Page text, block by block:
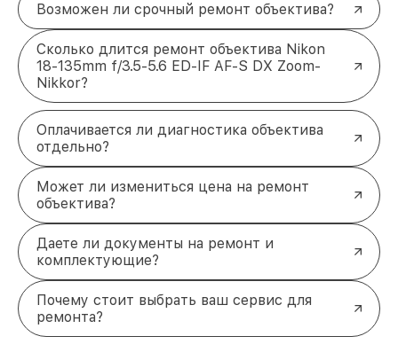
Возможен ли срочный ремонт объектива?
Сколько длится ремонт объектива Nikon
18-135mm f/3.5-5.6 ED-IF AF-S DX Zoom-
Nikkor?
Оплачивается ли диагностика объектива
отдельно?
Может ли измениться цена на ремонт
объектива?
Даете ли документы на ремонт и
комплектующие?
Почему стоит выбрать ваш сервис для
ремонта?